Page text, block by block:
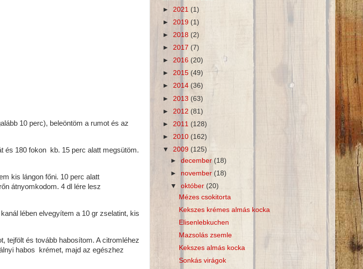
10 perc), beleöntöm a rumot és az
és 180 fokon kb. 15 perc alatt megsütöm.
kis lángon főni. 10 perc alatt
átnyomkodom. 4 dl lére lesz
lében elvegyítem a 10 gr zselatint, kis
tejfölt és tovább habosítom. A citromléhez
habos krémet, majd az egészhez
► 2021 (1)
► 2019 (1)
► 2018 (2)
► 2017 (7)
► 2016 (20)
► 2015 (49)
► 2014 (36)
► 2013 (63)
► 2012 (81)
► 2011 (128)
► 2010 (162)
▼ 2009 (125)
►december (18)
► november(18)
▼október (20)
Mézes csokitorta
Kekszes krémes almás kocka
Elisenlebkuchen
Mazsolás zsemle
Kekszes almás kocka
Sonkás virágok